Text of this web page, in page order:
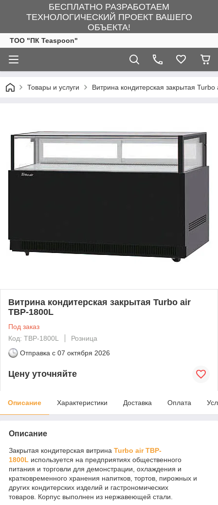
БЕСПЛАТНО РАЗРАБОТАЕМ
ТЕХНОЛОГИЧЕСКИЙ ПРОЕКТ ВАШЕГО
ОБЪЕКТА!
ТОО "ПК Teaspoon"
Товары и услуги Витрина кондитерская закрытая
Витрина кондитерская закрытая Turbo air
TBP-1800L
Под заказ
Код: TBP-1800L
Розница
Отправка с 07 октября 2026
Цену уточняйте
Описание Характеристики Доставка Оплата
Описание
Закрытая кондитерская витрина Turbo air TBP-
1800L используется на предприятиях общественного
питания и торговли для демонстрации, охлаждения и
кратковременного хранения напитков, тортов, пирожных и
других кондитерских изделий и гастрономических
товаров. Корпус выполнен из нержавеющей стали.